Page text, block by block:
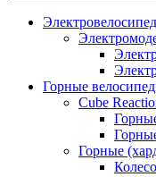
Горные
Cube
Горные